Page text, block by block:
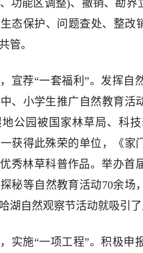
功能区调整)、撤销、勘
态保护、问题查处、整改
管。
宣荐“一套福利”。发挥自
、小学生推广自然教育活
地公园被国家林草局、科
获得此殊荣的单位，《
秀林草科普作品。举办
秘等自然教育活动70余场
湖自然观察节活动就吸引了
实施“一项工程”。积极申